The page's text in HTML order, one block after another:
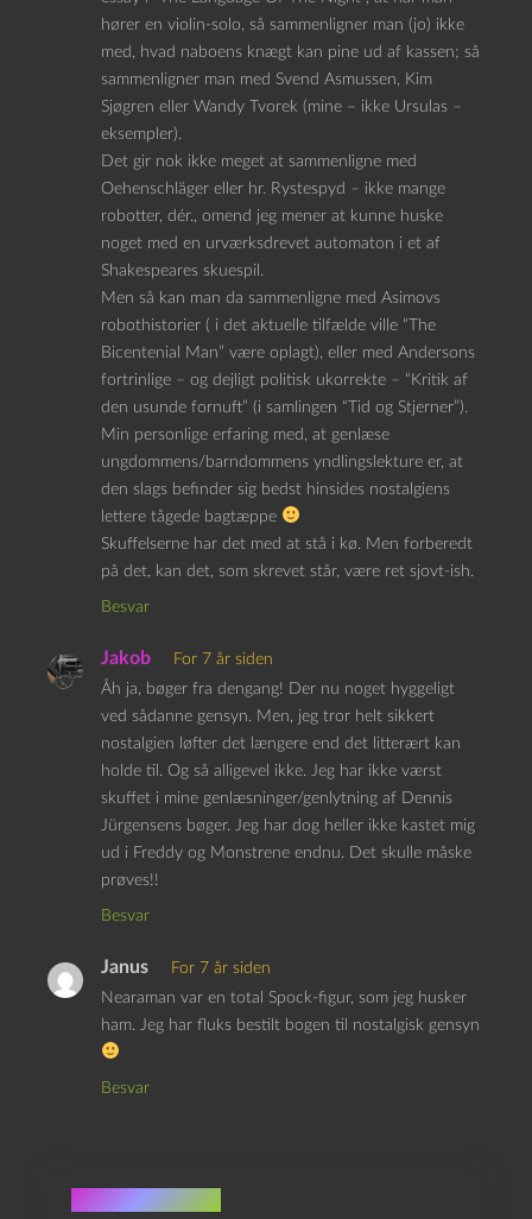
hører en violin-solo, så sammenligner man (jo) ikke
med, hvad naboens knægt kan pine ud af kassen; så
sammenligner man med Svend Asmussen, Kim
Sjøgren eller Wandy Tvorek (mine – ikke Ursulas –
eksempler).
Det gir nok ikke meget at sammenligne med
Oehenschläger eller hr. Rystespyd – ikke mange
robotter, dér., omend jeg mener at kunne huske
noget med en urværksdrevet automaton i et af
Shakespeares skuespil.
Men så kan man da sammenligne med Asimovs
robothistorier ( i det aktuelle tilfælde ville “The
Bicentenial Man” være oplagt), eller med Andersons
fortrinlige – og dejligt politisk ukorrekte – “Kritik af
den usunde fornuft” (i samlingen “Tid og Stjerner”).
Min personlige erfaring med, at genlæse
ungdommens/barndommens yndlingslekture er, at
den slags befinder sig bedst hinsides nostalgiens
lettere tågede bagtæppe
Skuffelserne har det med at stå i kø. Men forberedt
på det, kan det, som skrevet står, være ret sjovt-ish.
Besvar
Jakob
For 7 år siden
Åh ja, bøger fra dengang! Der nu noget hyggeligt
ved sådanne gensyn. Men, jeg tror helt sikkert
nostalgien løfter det længere end det litterært kan
holde til. Og så alligevel ikke. Jeg har ikke værst
skuffet i mine genlæsninger/genlytning af Dennis
Jürgensens bøger. Jeg har dog heller ikke kastet mig
ud i Freddy og Monstrene endnu. Det skulle måske
prøves!!
Besvar
Janus
For 7 år siden
Nearaman var en total Spock-figur, som jeg husker
ham. Jeg har fluks bestilt bogen til nostalgisk gensyn
Besvar
Skriv et svar